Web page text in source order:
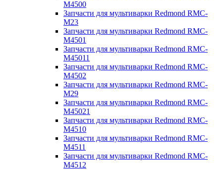
M4500
Запчасти для мультиварки Redmond RMC-
M23
Запчасти для мультиварки Redmond RMC-
M4501
Запчасти для мультиварки Redmond RMC-
M45011
Запчасти для мультиварки Redmond RMC-
M4502
Запчасти для мультиварки Redmond RMC-
M29
Запчасти для мультиварки Redmond RMC-
M45021
Запчасти для мультиварки Redmond RMC-
M4510
Запчасти для мультиварки Redmond RMC-
M4511
Запчасти для мультиварки Redmond RMC-
M4512